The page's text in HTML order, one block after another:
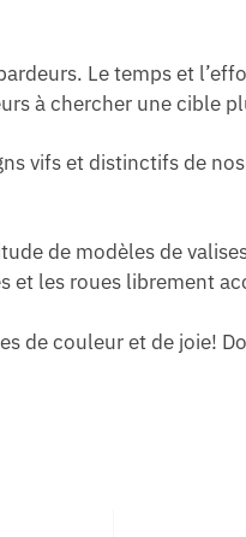
Le temps et
à chercher une cible
vifs et distinctifs de
de modèles de
et les roues librement
de couleur et de joie!